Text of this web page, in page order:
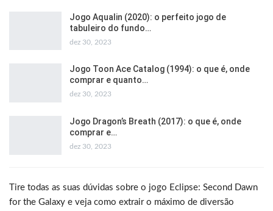
Jogo Aqualin (2020): o perfeito jogo de
tabuleiro do fundo…
dez 30, 2023
Jogo Toon Ace Catalog (1994): o que é, onde
comprar e quanto…
dez 30, 2023
Jogo Dragon’s Breath (2017): o que é, onde
comprar e…
dez 30, 2023
Tire todas as suas dúvidas sobre o jogo Eclipse: Second Dawn
for the Galaxy e veja como extrair o máximo de diversão